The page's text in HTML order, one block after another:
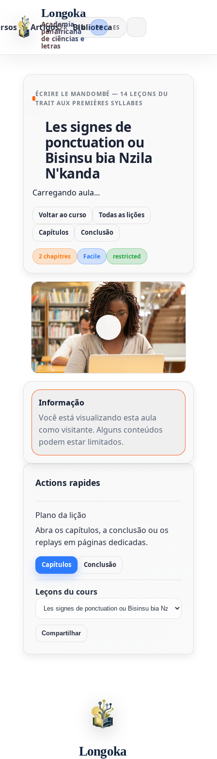
Longoka
Academia
panafricana
de ciências e
letras
Artigos Biblioteca
FR EN PT ES
ÉCRIRE LE MANDOMBÉ — 14 LEÇONS DU
TRAIT AUX PREMIÈRES SYLLABES
Les signes de
ponctuation ou
Bisinsu bia Nzila
N'kanda
Carregando aula...
Voltar ao curso
Todas as lições
Capítulos
Conclusão
2 chapitres Facile restricted
Informação
Você está visualizando esta aula
como visitante. Alguns conteúdos
podem estar limitados.
Actions rapides
Plano da lição
Abra os capítulos, a conclusão ou os
replays em páginas dedicadas.
Capítulos Conclusão
Leçons du cours
Compartilhar
Longoka